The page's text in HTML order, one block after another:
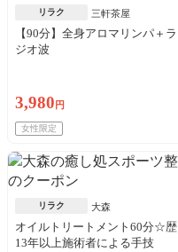
リラク 三軒茶屋
【90分】全身アロマリンパ＋ラ
ジオ波
3,980 円
女性限定
リラク 大森
オイルトリートメント60分☆歴
13年以上施術者による手技